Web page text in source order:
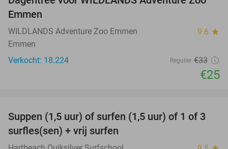
24%
Emmen
WILDLANDS Adventure Zoo Emmen 9.6 star
Emmen
Verkocht: 18.224
Regulier €33
€25
41%
Suppen (1,5 uur) of surfen (1,5 uur) of 1 of 3
surfles(sen) + vrij surfen